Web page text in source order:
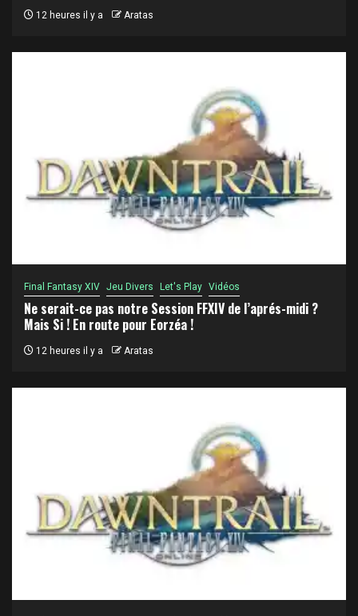
12 heures il y a Aratas
Final Fantasy XIV Jeu Divers Let's Play Vidéos
Ne serait-ce pas notre Session FFXIV de l’aprés-midi ?
Mais Si ! En route pour Eorzéa !
12 heures il y a Aratas